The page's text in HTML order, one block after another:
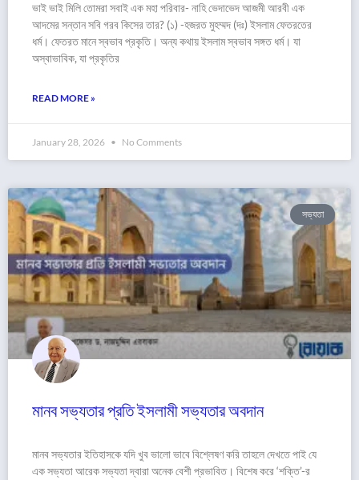
ভাই ভাই মিলি তোমরা সবাই এক মহা পরিবার- নাহি ভেদাভেদ আজমী আরবী এক
আদমের সন্তান সবি গরব কিসের তার? (১) -হজরত মুহম্মদ (দঃ) ইসলাম ফেতরতের
ধর্ম। ফেতরত মানে স্বভাব প্রকৃতি। অন্য কথায় ইসলাম স্বভাব সঙ্গত ধর্ম। যা
অস্বাভাবিক, যা প্রকৃতির
READ MORE »
January 28, 2026 No Comments
সভ্যতা
মানব সভ্যতার প্রতি ইসলামী সভ্যতার অবদান
মানব সভ্যতার ইতিহাসকে যদি খুব ভালো ভাবে বিশ্লেষণ করি তাহলে দেখতে পাই যে
এক সভ্যতা আরেক সভ্যতা দ্বারা অনেক বেশী প্রভাবিত। বিশেষ করে ‘শক্তি’-র